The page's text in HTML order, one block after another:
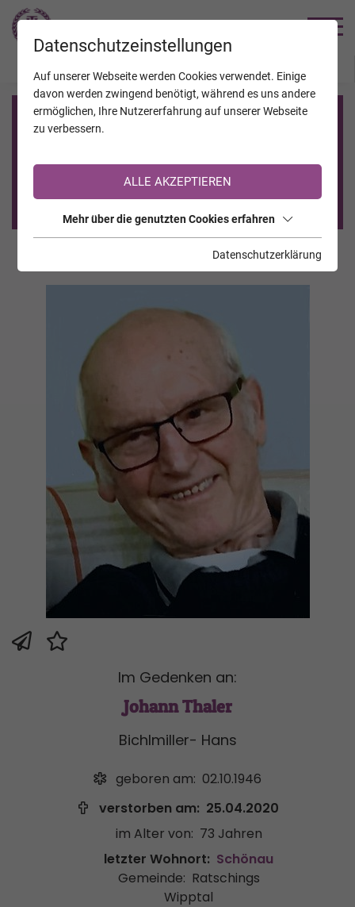
Registrierung auf TrauerHilfe.it
Sie sind noch nicht auf TrauerHilfe.it registriert?
>> zur kostenlosen Registrierung <<
Im Gedenken an:
Johann Thaler
Bichlmiller- Hans
geboren am: 02.10.1946
verstorben am: 25.04.2020
im Alter von: 73 Jahren
letzter Wohnort: Schönau
Gemeinde: Ratschings
Wipptal
Datenschutzeinstellungen
Auf unserer Webseite werden Cookies verwendet. Einige
davon werden zwingend benötigt, während es uns andere
ermöglichen, Ihre Nutzererfahrung auf unserer Webseite
zu verbessern.
ALLE AKZEPTIEREN
Mehr über die genutzten Cookies erfahren
Datenschutzerklärung
JAHRESTAGE KALENDER VERSTORBENE